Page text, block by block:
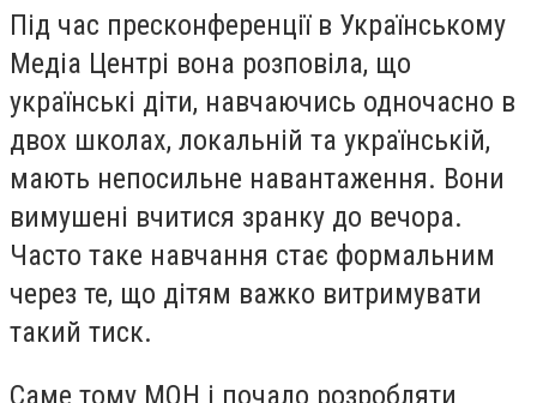
Під час пресконференції в Українському
Медіа Центрі вона розповіла, що
українські діти, навчаючись одночасно в
двох школах, локальній та українській,
мають непосильне навантаження. Вони
вимушені вчитися зранку до вечора.
Часто таке навчання стає формальним
через те, що дітям важко витримувати
такий тиск.
Саме тому МОН і почало розробляти